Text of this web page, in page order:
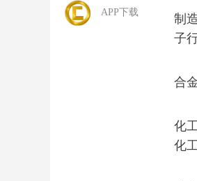
APP下载
制
子
合
化
化